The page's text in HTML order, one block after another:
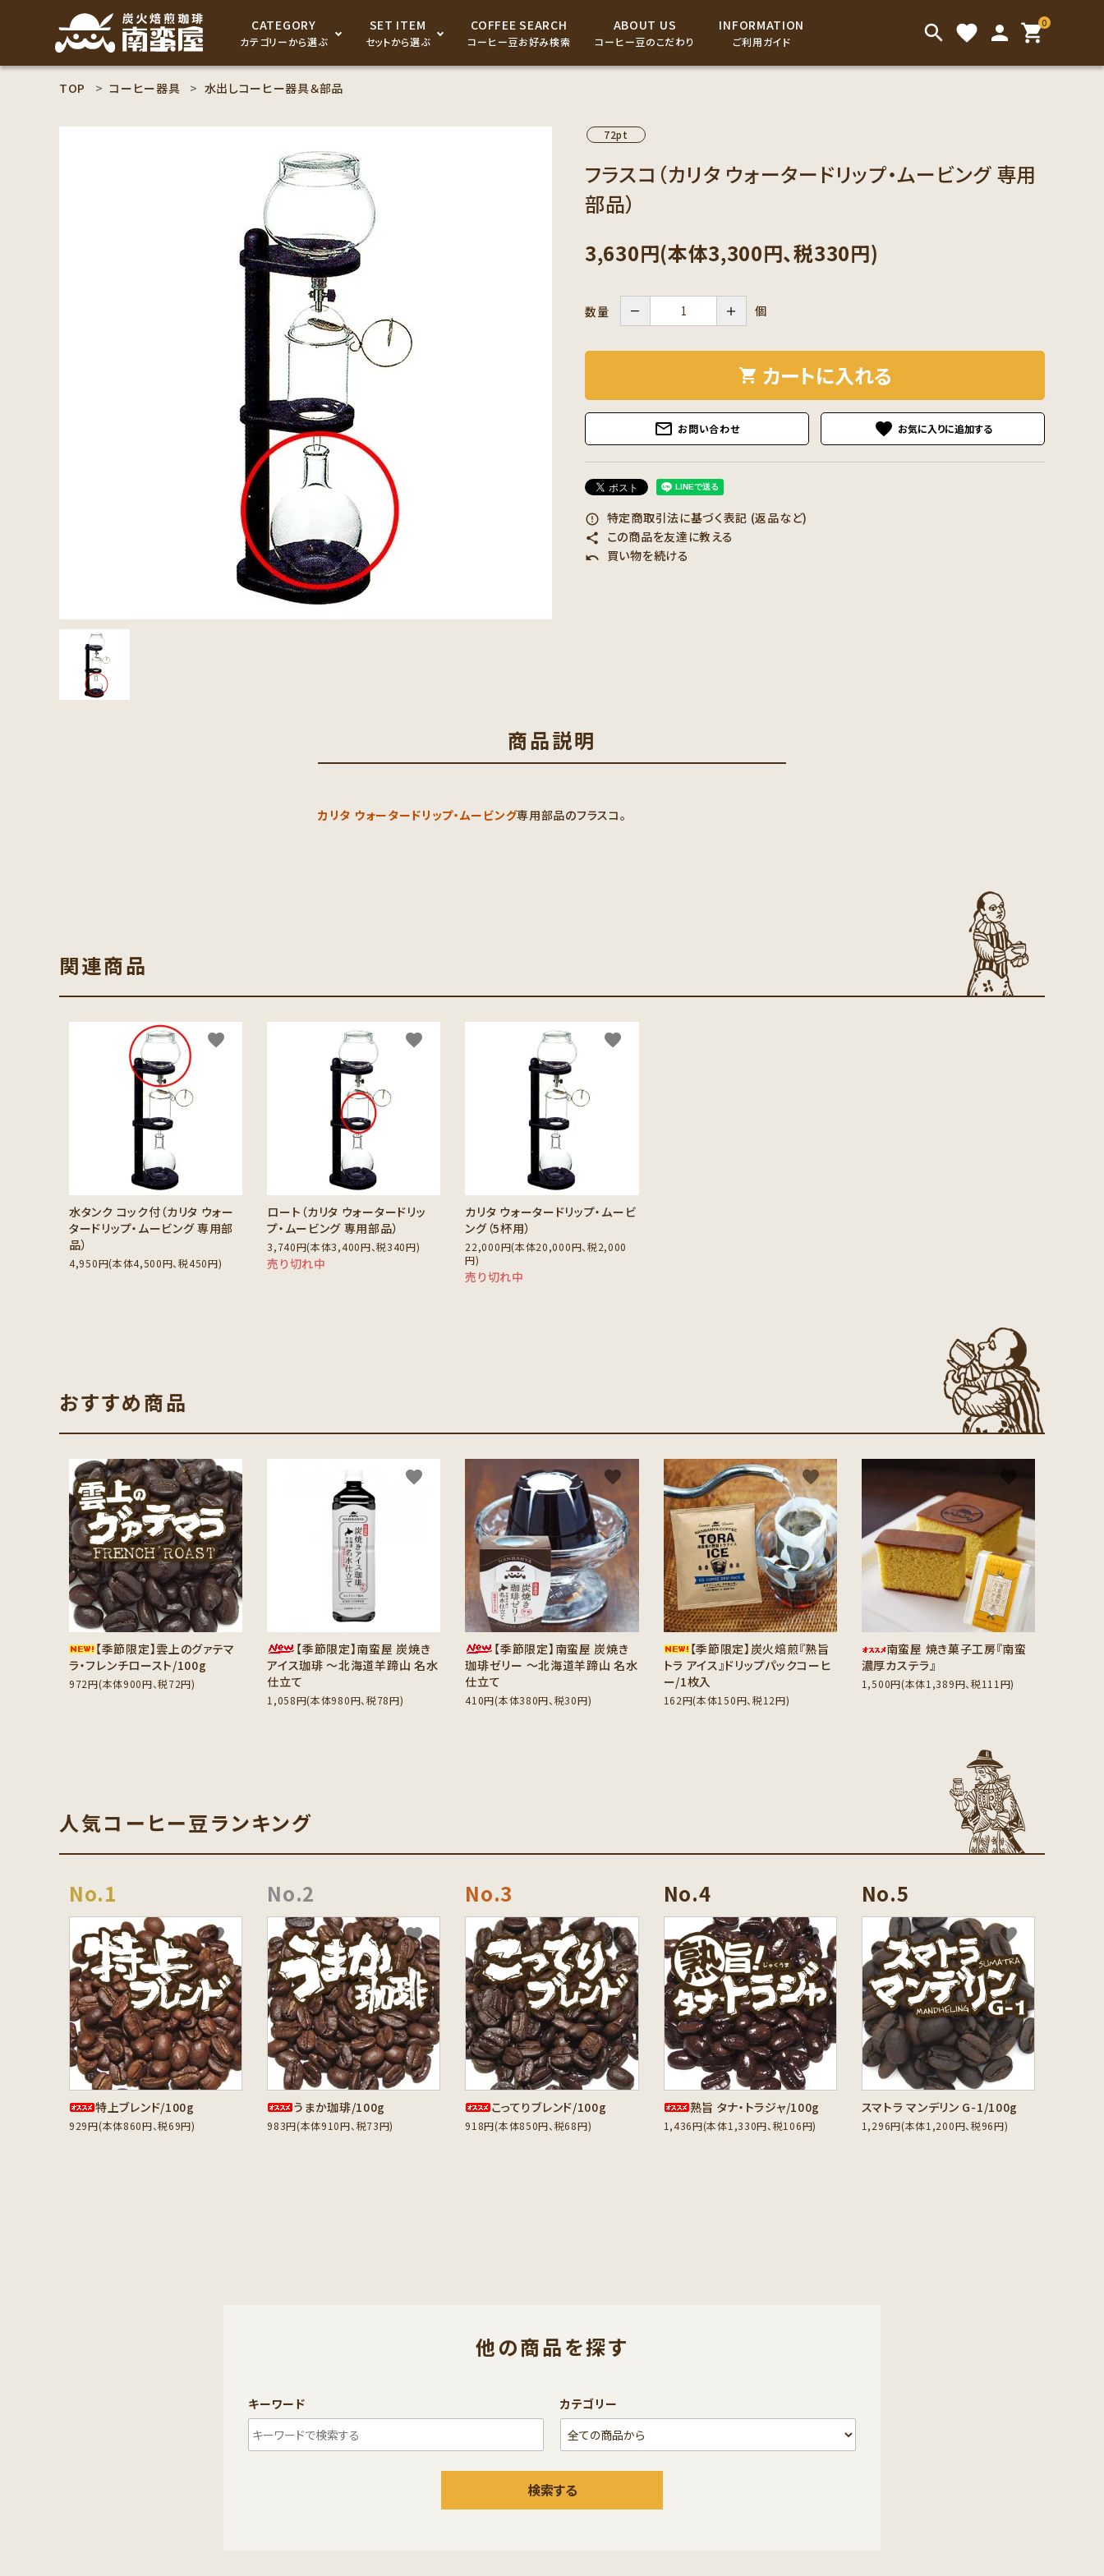
CATEGORY
カテゴリーから選ぶ
食品
コーヒーギフト商品
SET ITEM
セットから選ぶ
COFFEE SEARCH
コーヒー豆お好み検索
ABOUT US
コーヒー豆のこだわり
INFORMATION
ご利用ガイド search favorite person 0
shopping_cart
search
TOP コーヒー器具 水出しコーヒー器具＆部品
72pt
フラスコ（カリタ ウォータードリップ・ムービング 専用
部品）
3,630円(本体3,300円、税330円)
数量 － ＋ 個
shopping_cart カートに入れる
mail_outline お問い合わせ favorite
error_outline 特定商取引法に基づく表記 (返品など)
share この商品を友達に教える
undo 買い物を続ける
商品説明
カリタ ウォータードリップ・ムービング専用部品のフラスコ。
関連商品
水タンク コック付（カリタ ウォー
タードリップ・ムービング 専用部
品）
4,950円(本体4,500円、税450円)
favorite
ロート（カリタ ウォータードリッ
プ・ムービング 専用部品）
3,740円(本体3,400円、税340円)
売り切れ中
favorite
カリタ ウォータードリップ・ムービ
ング（5杯用）
22,000円(本体20,000円、税2,000
円)
売り切れ中
favorite
おすすめ商品
【季節限定】雲上のグァテマ
ラ・フレンチロースト/100g
972円(本体900円、税72円)
favorite
【季節限定】南蛮屋 炭焼き
アイス珈琲 ～北海道羊蹄山 名水
仕立て
1,058円(本体980円、税78円)
favorite
【季節限定】南蛮屋 炭焼き
珈琲ゼリー ～北海道羊蹄山 名水
仕立て
410円(本体380円、税30円)
favorite
【季節限定】炭火焙煎『熟旨
トラ アイス』ドリップパックコーヒ
ー/1枚入
162円(本体150円、税12円)
favorite
南蛮屋 焼き菓子工房『南蛮
濃厚カステラ』
1,500円(本体1,389円、税111円)
favorite
人気コーヒー豆ランキング
特上ブレンド/100g
929円(本体860円、税69円)
favorite
うまか珈琲/100g
983円(本体910円、税73円)
favorite
こってりブレンド/100g
918円(本体850円、税68円)
favorite
熟旨 タナ・トラジャ/100g
1,436円(本体1,330円、税106円)
favorite
スマトラ マンデリン G-1/100g
1,296円(本体1,200円、税96円)
favorite
他の商品を探す
キーワード カテゴリー
検索する